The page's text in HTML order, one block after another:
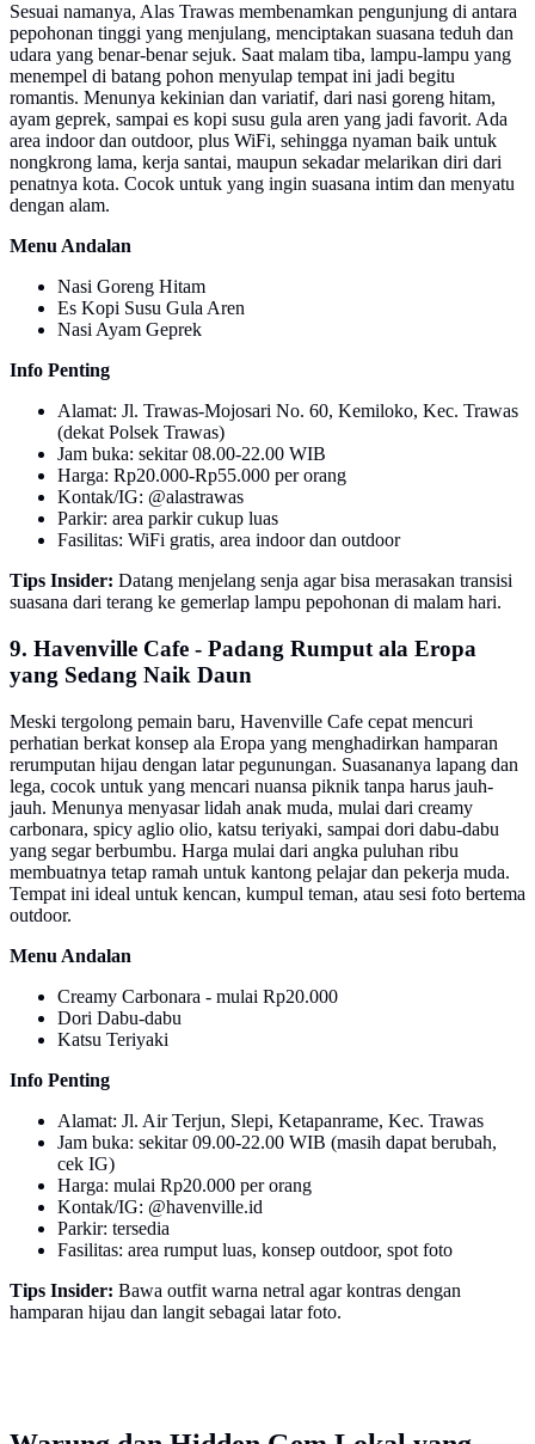
Sesuai namanya, Alas Trawas membenamkan pengunjung di antara
pepohonan tinggi yang menjulang, menciptakan suasana teduh dan
udara yang benar-benar sejuk. Saat malam tiba, lampu-lampu yang
menempel di batang pohon menyulap tempat ini jadi begitu
romantis. Menunya kekinian dan variatif, dari nasi goreng hitam,
ayam geprek, sampai es kopi susu gula aren yang jadi favorit. Ada
area indoor dan outdoor, plus WiFi, sehingga nyaman baik untuk
nongkrong lama, kerja santai, maupun sekadar melarikan diri dari
penatnya kota. Cocok untuk yang ingin suasana intim dan menyatu
dengan alam.
Menu Andalan
Nasi Goreng Hitam
Es Kopi Susu Gula Aren
Nasi Ayam Geprek
Info Penting
Alamat: Jl. Trawas-Mojosari No. 60, Kemiloko, Kec. Trawas
(dekat Polsek Trawas)
Jam buka: sekitar 08.00-22.00 WIB
Harga: Rp20.000-Rp55.000 per orang
Kontak/IG: @alastrawas
Parkir: area parkir cukup luas
Fasilitas: WiFi gratis, area indoor dan outdoor
Tips Insider: Datang menjelang senja agar bisa merasakan transisi
suasana dari terang ke gemerlap lampu pepohonan di malam hari.
9. Havenville Cafe - Padang Rumput ala Eropa
yang Sedang Naik Daun
Meski tergolong pemain baru, Havenville Cafe cepat mencuri
perhatian berkat konsep ala Eropa yang menghadirkan hamparan
rerumputan hijau dengan latar pegunungan. Suasananya lapang dan
lega, cocok untuk yang mencari nuansa piknik tanpa harus jauh-
jauh. Menunya menyasar lidah anak muda, mulai dari creamy
carbonara, spicy aglio olio, katsu teriyaki, sampai dori dabu-dabu
yang segar berbumbu. Harga mulai dari angka puluhan ribu
membuatnya tetap ramah untuk kantong pelajar dan pekerja muda.
Tempat ini ideal untuk kencan, kumpul teman, atau sesi foto bertema
outdoor.
Menu Andalan
Creamy Carbonara - mulai Rp20.000
Dori Dabu-dabu
Katsu Teriyaki
Info Penting
Alamat: Jl. Air Terjun, Slepi, Ketapanrame, Kec. Trawas
Jam buka: sekitar 09.00-22.00 WIB (masih dapat berubah,
cek IG)
Harga: mulai Rp20.000 per orang
Kontak/IG: @havenville.id
Parkir: tersedia
Fasilitas: area rumput luas, konsep outdoor, spot foto
Tips Insider: Bawa outfit warna netral agar kontras dengan
hamparan hijau dan langit sebagai latar foto.